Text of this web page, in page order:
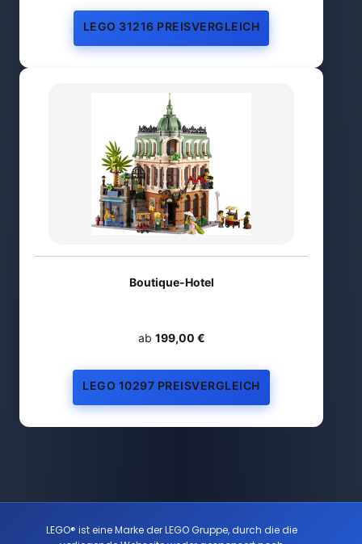
LEGO 31216 PREISVERGLEICH
Boutique-Hotel
ab 199,00 €
LEGO 10297 PREISVERGLEICH
LEGO® ist eine Marke der LEGO Gruppe, durch die die